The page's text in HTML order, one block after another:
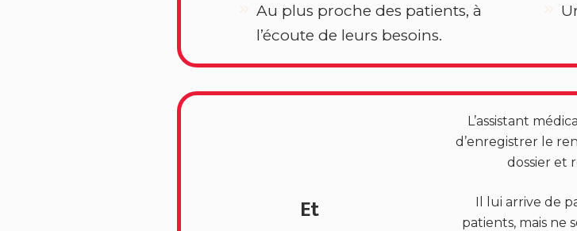
Au plus proche des patients, à
l’écoute de leurs besoins.
Et
L’assistant
d’enregistrer le
dossier et
Il lui arrive de
patients, mais ne